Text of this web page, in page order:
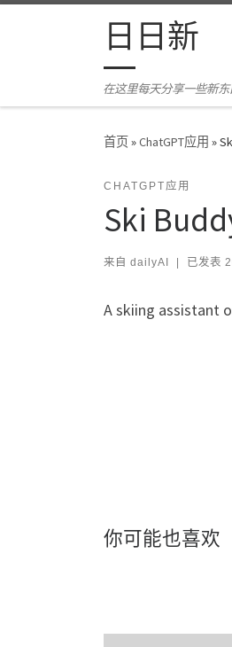
Skip to content日日新
在这里每天分享一些新
首页»ChatGPT应用 »
CHATGPT应用
Ski
来自 dailyAI 已发表
A skiing assistant
你可能也喜欢